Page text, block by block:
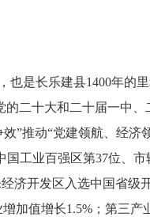
也是长乐建县1400年的里
的二十大和二十届一中、
”推动“党建领航、经济
国工业百强区第37位、
济开发区入选中国省级
加值增长1.5%；第三产